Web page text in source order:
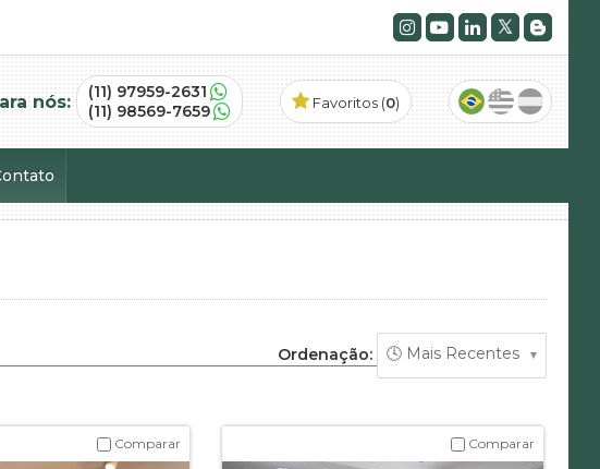
nós:
(11) 97959-2631
(11) 98569-7659
Favoritos (0)
Ordenação:
Comparar Comparar